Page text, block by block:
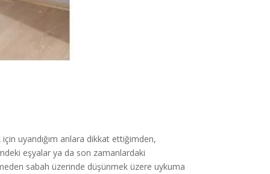
için uyandığım anlara dikkat ettiğimden,
eşyalar ya da son zamanlardaki
sabah üzerinde düşünmek üzere uykuma